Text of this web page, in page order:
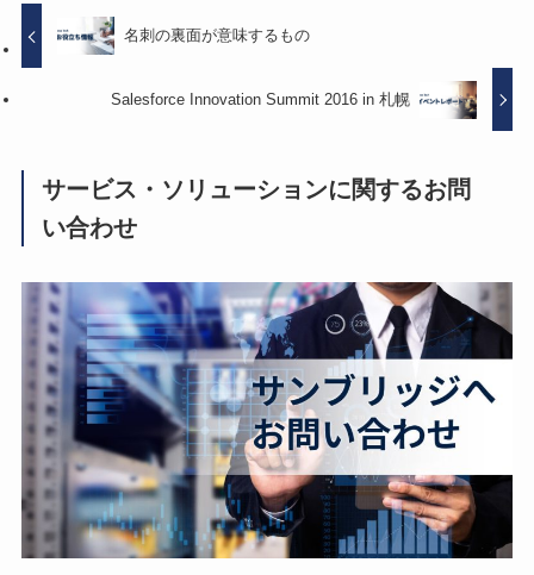
名刺の裏面が意味するもの
Salesforce Innovation Summit 2016 in 札幌
サービス・ソリューションに関するお問
い合わせ